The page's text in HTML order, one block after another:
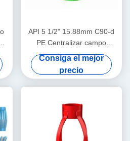
API 5 1/2" 15.88mm C90-d
PE Centralizar campo
petrolero en operaciones de
petróleo y gas
Consiga el mejor
precio